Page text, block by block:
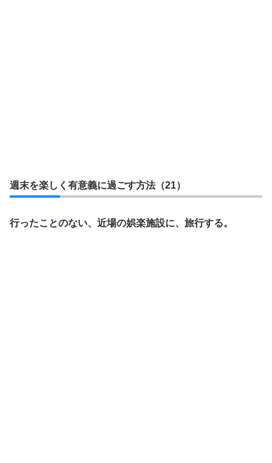
週末を楽しく有意義に過ごす方法（21）
行ったことのない、近場の娯楽施設に、旅行する。